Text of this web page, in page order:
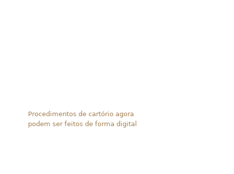
Procedimentos de cartório agora
podem ser feitos de forma digital